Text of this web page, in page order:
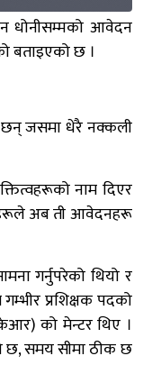
धोनीसम्मको आवेदन
बताइएको छ ।
छन् जसमा धेरै नक्कली
नाम दिएर
अब ती आवेदनहरू
गर्नुपरेको थियो र
प्रशिक्षक पदको
को मेन्टर थिए ।
छ, समय सीमा ठीक छ